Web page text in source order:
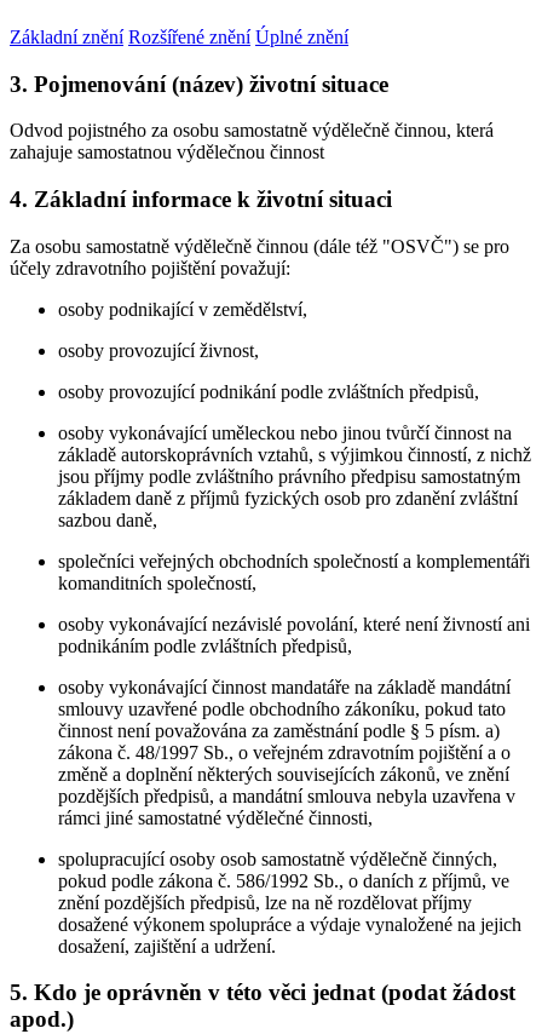
Základní znění Rozšířené znění Úplné znění
3. Pojmenování (název) životní situace
Odvod pojistného za osobu samostatně výdělečně činnou, která
zahajuje samostatnou výdělečnou činnost
4. Základní informace k životní situaci
Za osobu samostatně výdělečně činnou (dále též "OSVČ") se pro
účely zdravotního pojištění považují:
osoby podnikající v zemědělství,
osoby provozující živnost,
osoby provozující podnikání podle zvláštních předpisů,
osoby vykonávající uměleckou nebo jinou tvůrčí činnost na
základě autorskoprávních vztahů, s výjimkou činností, z nichž
jsou příjmy podle zvláštního právního předpisu samostatným
základem daně z příjmů fyzických osob pro zdanění zvláštní
sazbou daně,
společníci veřejných obchodních společností a komplementáři
komanditních společností,
osoby vykonávající nezávislé povolání, které není živností ani
podnikáním podle zvláštních předpisů,
osoby vykonávající činnost mandatáře na základě mandátní
smlouvy uzavřené podle obchodního zákoníku, pokud tato
činnost není považována za zaměstnání podle § 5 písm. a)
zákona č. 48/1997 Sb., o veřejném zdravotním pojištění a o
změně a doplnění některých souvisejících zákonů, ve znění
pozdějších předpisů, a mandátní smlouva nebyla uzavřena v
rámci jiné samostatné výdělečné činnosti,
spolupracující osoby osob samostatně výdělečně činných,
pokud podle zákona č. 586/1992 Sb., o daních z příjmů, ve
znění pozdějších předpisů, lze na ně rozdělovat příjmy
dosažené výkonem spolupráce a výdaje vynaložené na jejich
dosažení, zajištění a udržení.
5. Kdo je oprávněn v této věci jednat (podat žádost
apod.)